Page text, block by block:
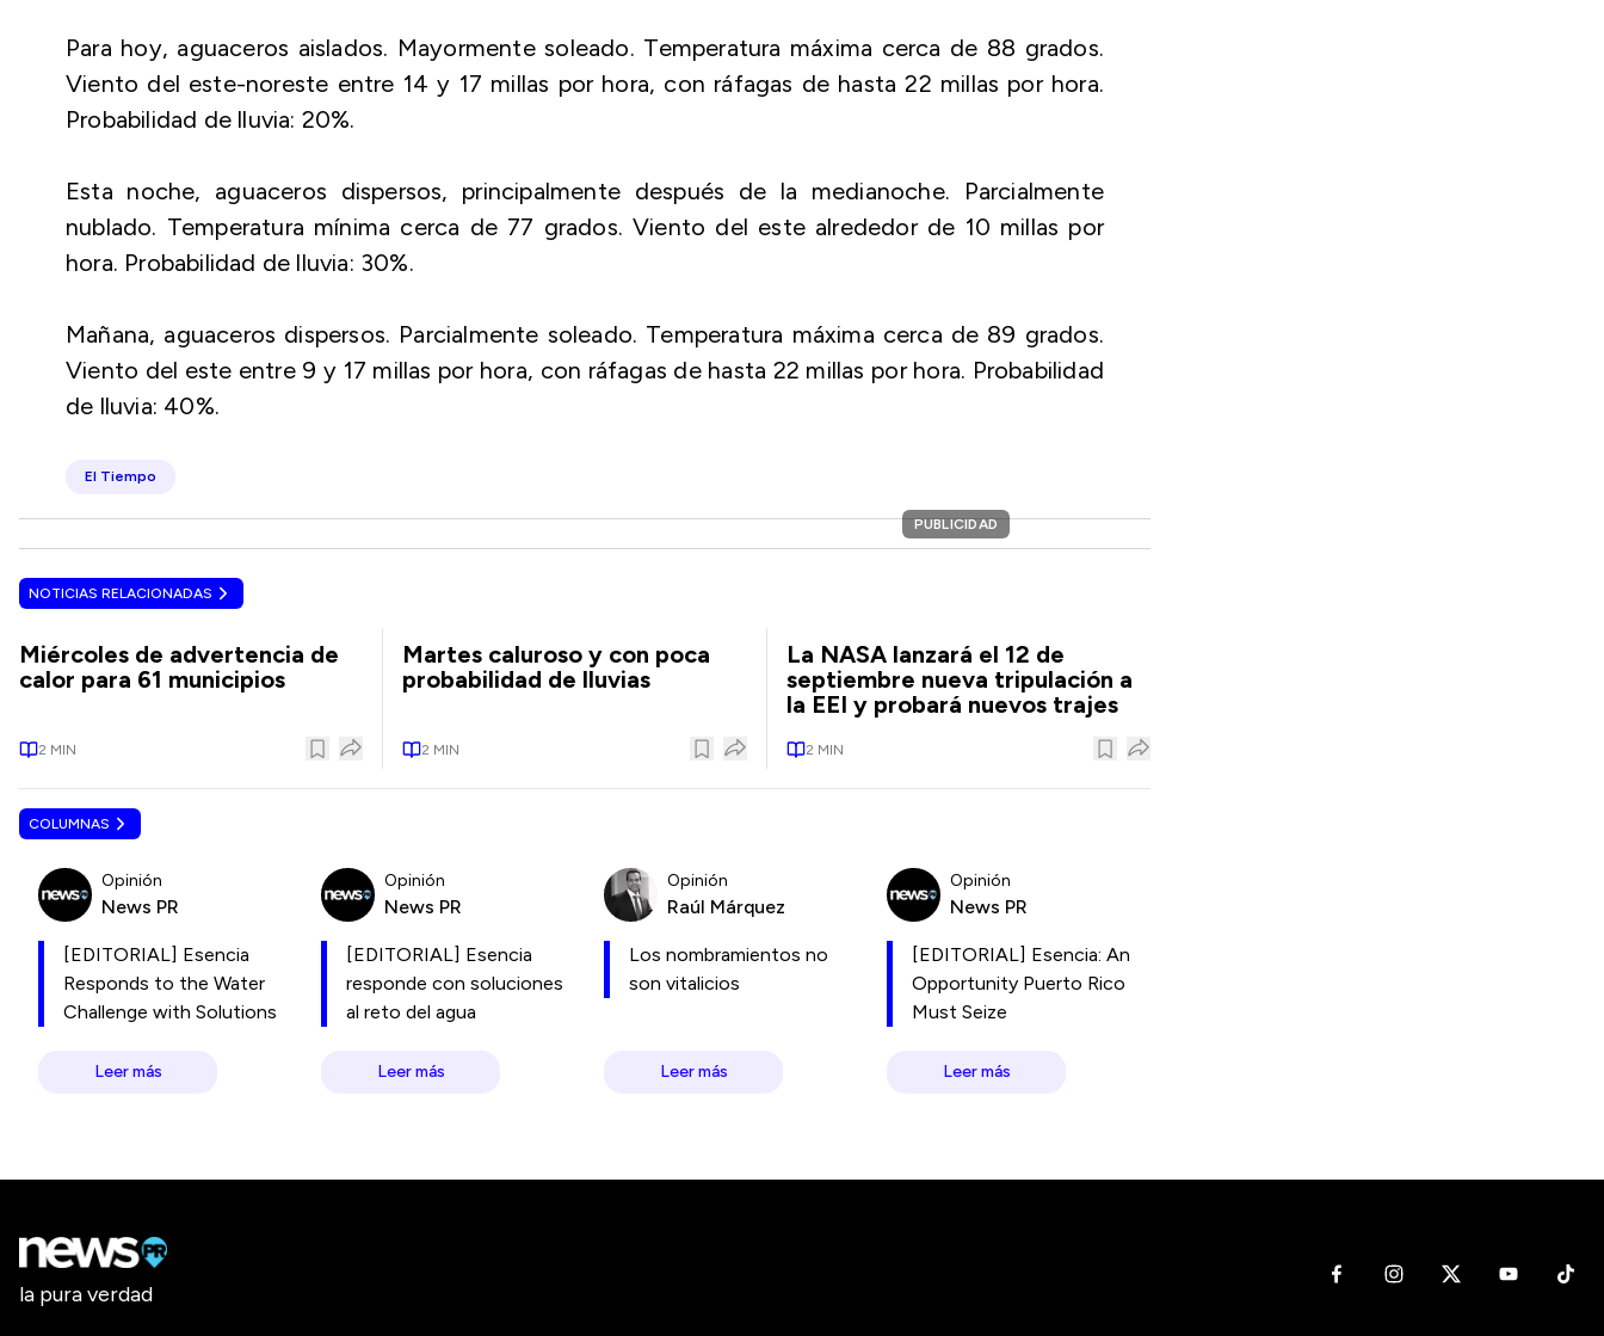
Para hoy, aguaceros aislados. Mayormente soleado. Temperatura máxima cerca de 88 grados.
Viento del este-noreste entre 14 y 17 millas por hora, con ráfagas de hasta 22 millas por hora.
Probabilidad de lluvia: 20%.
Esta noche, aguaceros dispersos, principalmente después de la medianoche. Parcialmente
nublado. Temperatura mínima cerca de 77 grados. Viento del este alrededor de 10 millas por
hora. Probabilidad de lluvia: 30%.
Mañana, aguaceros dispersos. Parcialmente soleado. Temperatura máxima cerca de 89 grados.
Viento del este entre 9 y 17 millas por hora, con ráfagas de hasta 22 millas por hora. Probabilidad
de lluvia: 40%.
El Tiempo
PUBLICIDAD
NOTICIAS RELACIONADAS
Miércoles de advertencia de
calor para 61 municipios
2 MIN
Martes caluroso y con poca
probabilidad de lluvias
2 MIN
La NASA lanzará el 12 de
septiembre nueva tripulación a
la EEI y probará nuevos trajes
2 MIN
COLUMNAS
Opinión
News PR
[EDITORIAL] Esencia
Responds to the Water
Challenge with Solutions
Leer más
Opinión
News PR
[EDITORIAL] Esencia
responde con soluciones
al reto del agua
Leer más
Opinión
Raúl Márquez
Los nombramientos no
son vitalicios
Leer más
Opinión
News PR
[EDITORIAL] Esencia: An
Opportunity Puerto Rico
Must Seize
Leer más
la pura verdad